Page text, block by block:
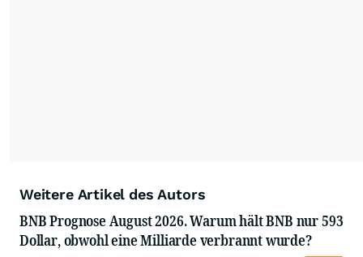
Weitere Artikel des Autors
BNB Prognose August 2026. Warum hält BNB nur 593
Dollar, obwohl eine Milliarde verbrannt wurde?